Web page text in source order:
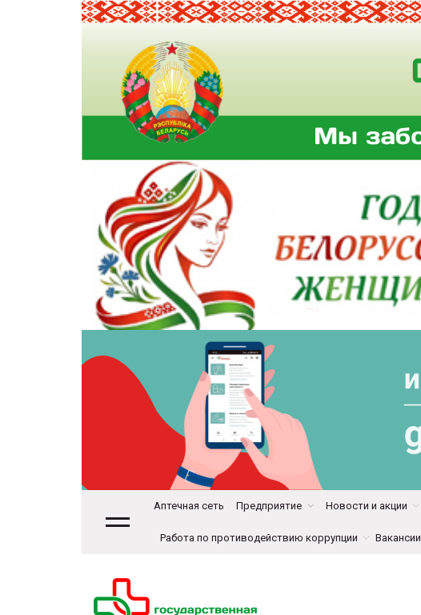
Аптечная сеть Предприятие Новости и акции
Работа по противодействию коррупции Вакансии